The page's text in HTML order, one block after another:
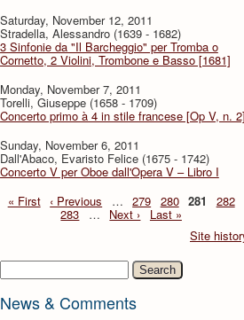
Saturday, November 12, 2011
Stradella, Alessandro (1639 - 1682)
3 Sinfonie da "Il Barcheggio" per Tromba o
Cornetto, 2 Violini, Trombone e Basso [1681]
Monday, November 7, 2011
Torelli, Giuseppe (1658 - 1709)
Concerto primo à 4 in stile francese [Op V, n. 2]
Sunday, November 6, 2011
Dall'Abaco, Evaristo Felice (1675 - 1742)
Concerto V per Oboe dall'Opera V – Libro I
« First ‹ Previous … 279 280 281 282
283 … Next ›
Last »
Site
Search
News & Comments